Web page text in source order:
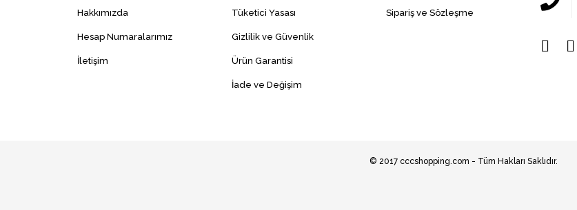
Hakkımızda
Hesap Numaralarımız
İletişim
Tüketici Yasası
Gizlilik ve Güvenlik
Ürün Garantisi
İade ve Değişim
Sipariş ve Sözleşme
© 2017 cccshopping.com - Tüm Hakları Saklıdır.